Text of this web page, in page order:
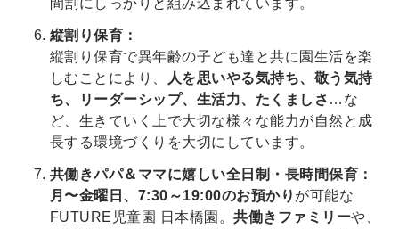
間割にしっかりと組み込まれています。
縦割り保育：
縦割り保育で異年齢の子ども達と共に園生活を楽
しむことにより、
人を思いやる気持ち、敬う気持
ち、リーダーシップ、生活力、たくましさ …な
ど、生きていく上で大切な様々な能力が自然と成
長する環境づくりを大切にしています。
共働きパパ＆ママに嬉しい全日制・長時間保育：
月〜金曜日、7:30～19:00のお預かり が可能な
FUTURE児童園 日本橋園。共働きファミリーや、